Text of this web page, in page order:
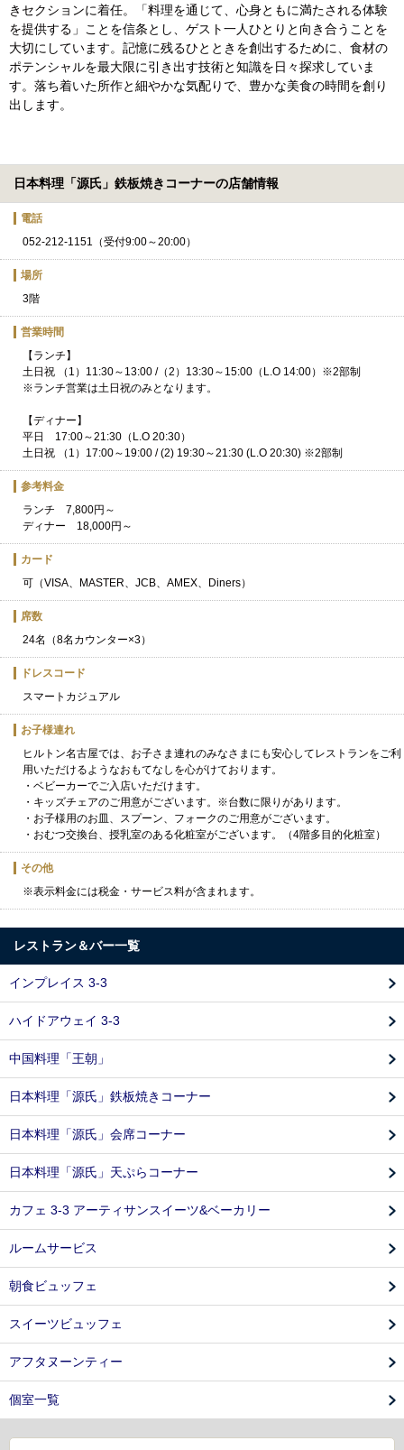
きセクションに着任。「料理を通じて、心身ともに満たされる体験
を提供する」ことを信条とし、ゲスト一人ひとりと向き合うことを
大切にしています。記憶に残るひとときを創出するために、食材の
ポテンシャルを最大限に引き出す技術と知識を日々探求していま
す。落ち着いた所作と細やかな気配りで、豊かな美食の時間を創り
出します。
日本料理「源氏」鉄板焼きコーナーの店舗情報
電話
052-212-1151（受付9:00～20:00）
場所
3階
営業時間
【ランチ】
土日祝 （1）11:30～13:00 /（2）13:30～15:00（L.O 14:00）※2部制
※ランチ営業は土日祝のみとなります。
【ディナー】
平日 17:00～21:30（L.O 20:30）
土日祝 （1）17:00～19:00 / (2) 19:30～21:30 (L.O 20:30) ※2部制
参考料金
ランチ 7,800円～
ディナー 18,000円～
カード
可（VISA、MASTER、JCB、AMEX、Diners）
席数
24名（8名カウンター×3）
ドレスコード
スマートカジュアル
お子様連れ
ヒルトン名古屋では、お子さま連れのみなさまにも安心してレストランをご利
用いただけるようなおもてなしを心がけております。
・ベビーカーでご入店いただけます。
・キッズチェアのご用意がございます。※台数に限りがあります。
・お子様用のお皿、スプーン、フォークのご用意がございます。
・おむつ交換台、授乳室のある化粧室がございます。（4階多目的化粧室）
その他
※表示料金には税金・サービス料が含まれます。
レストラン＆バー一覧
インプレイス 3-3
ハイドアウェイ 3-3
中国料理「王朝」
日本料理「源氏」鉄板焼きコーナー
日本料理「源氏」会席コーナー
日本料理「源氏」天ぷらコーナー
カフェ 3-3 アーティサンスイーツ&ベーカリー
ルームサービス
朝食ビュッフェ
スイーツビュッフェ
アフタヌーンティー
個室一覧